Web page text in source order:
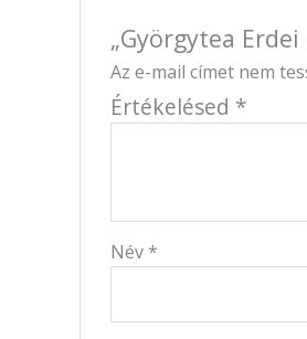
„Györgytea
Az e-mail címet nem
Értékelésed *
Név *